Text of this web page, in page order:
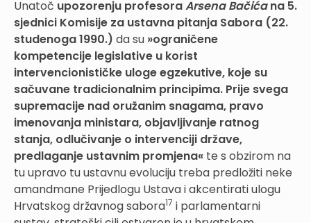
Unatoč upozorenju profesoraArsena Bačićana 5.
sjednici Komisije za ustavna pitanja Sabora (22.
studenoga 1990.) da su »ograničene
kompetencije legislative u korist
intervencionističke uloge egzekutive, koje su
sačuvane tradicionalnim principima. Prije svega
supremacije nad oružanim snagama, pravo
imenovanja ministara, objavljivanje ratnog
stanja, odlučivanje o intervenciji države,
predlaganje ustavnim promjena« te s obzirom na
tu upravo tu ustavnu evoluciju treba predložiti neke
amandmane Prijedlogu Ustava i akcentirati ulogu
Hrvatskog državnog sabora17 i parlamentarni